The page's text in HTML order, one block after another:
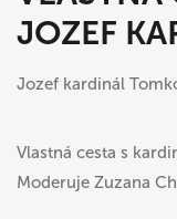
JOZEF
Jozef kardinál
Vlastná cesta s
Moderuje Zuzana